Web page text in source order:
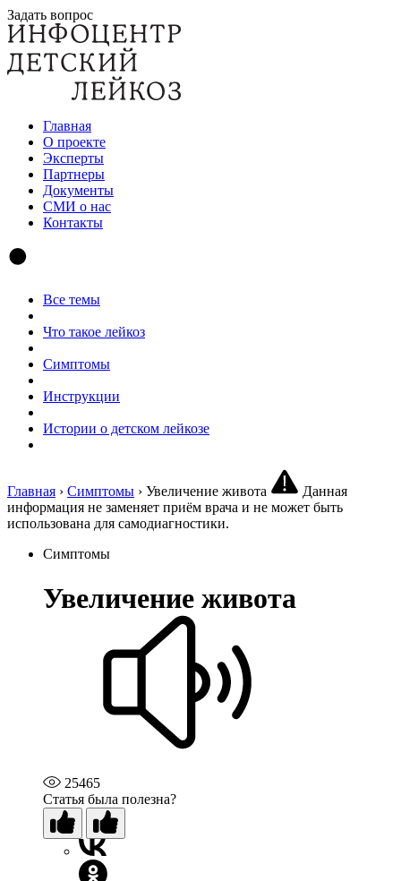
Задать вопрос
Главная
О проекте
Эксперты
Партнеры
Документы
СМИ о нас
Контакты
Все темы
Что такое лейкоз
Симптомы
Инструкции
Истории о детском лейкозе
Главная › Симптомы › Увеличение живота
Данная
информация не заменяет приём врача и не может быть
использована для самодиагностики.
Симптомы
У­ве­ли­че­ние живота
25465
Статья была полезна?